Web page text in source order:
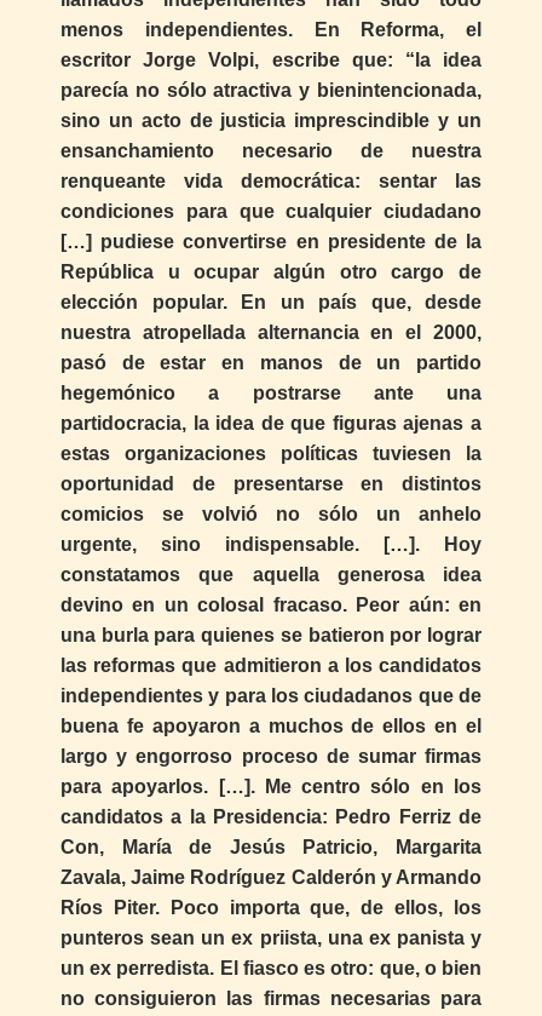
menos independientes. En Reforma, el
escritor Jorge Volpi, escribe que: “la idea
parecía no sólo atractiva y bienintencionada,
sino un acto de justicia imprescindible y un
ensanchamiento necesario de nuestra
renqueante vida democrática: sentar las
condiciones para que cualquier ciudadano
[…] pudiese convertirse en presidente de la
República u ocupar algún otro cargo de
elección popular. En un país que, desde
nuestra atropellada alternancia en el 2000,
pasó de estar en manos de un partido
hegemónico a postrarse ante una
partidocracia, la idea de que figuras ajenas a
estas organizaciones políticas tuviesen la
oportunidad de presentarse en distintos
comicios se volvió no sólo un anhelo
urgente, sino indispensable. […]. Hoy
constatamos que aquella generosa idea
devino en un colosal fracaso. Peor aún: en
una burla para quienes se batieron por lograr
las reformas que admitieron a los candidatos
independientes y para los ciudadanos que de
buena fe apoyaron a muchos de ellos en el
largo y engorroso proceso de sumar firmas
para apoyarlos. […]. Me centro sólo en los
candidatos a la Presidencia: Pedro Ferriz de
Con, María de Jesús Patricio, Margarita
Zavala, Jaime Rodríguez Calderón y Armando
Ríos Piter. Poco importa que, de ellos, los
punteros sean un ex priista, una ex panista y
un ex perredista. El fiasco es otro: que, o bien
no consiguieron las firmas necesarias para